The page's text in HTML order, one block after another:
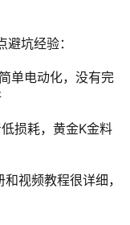
避坑经验：
单电动化，没有完
损耗，黄金K金料
视频教程很详细，